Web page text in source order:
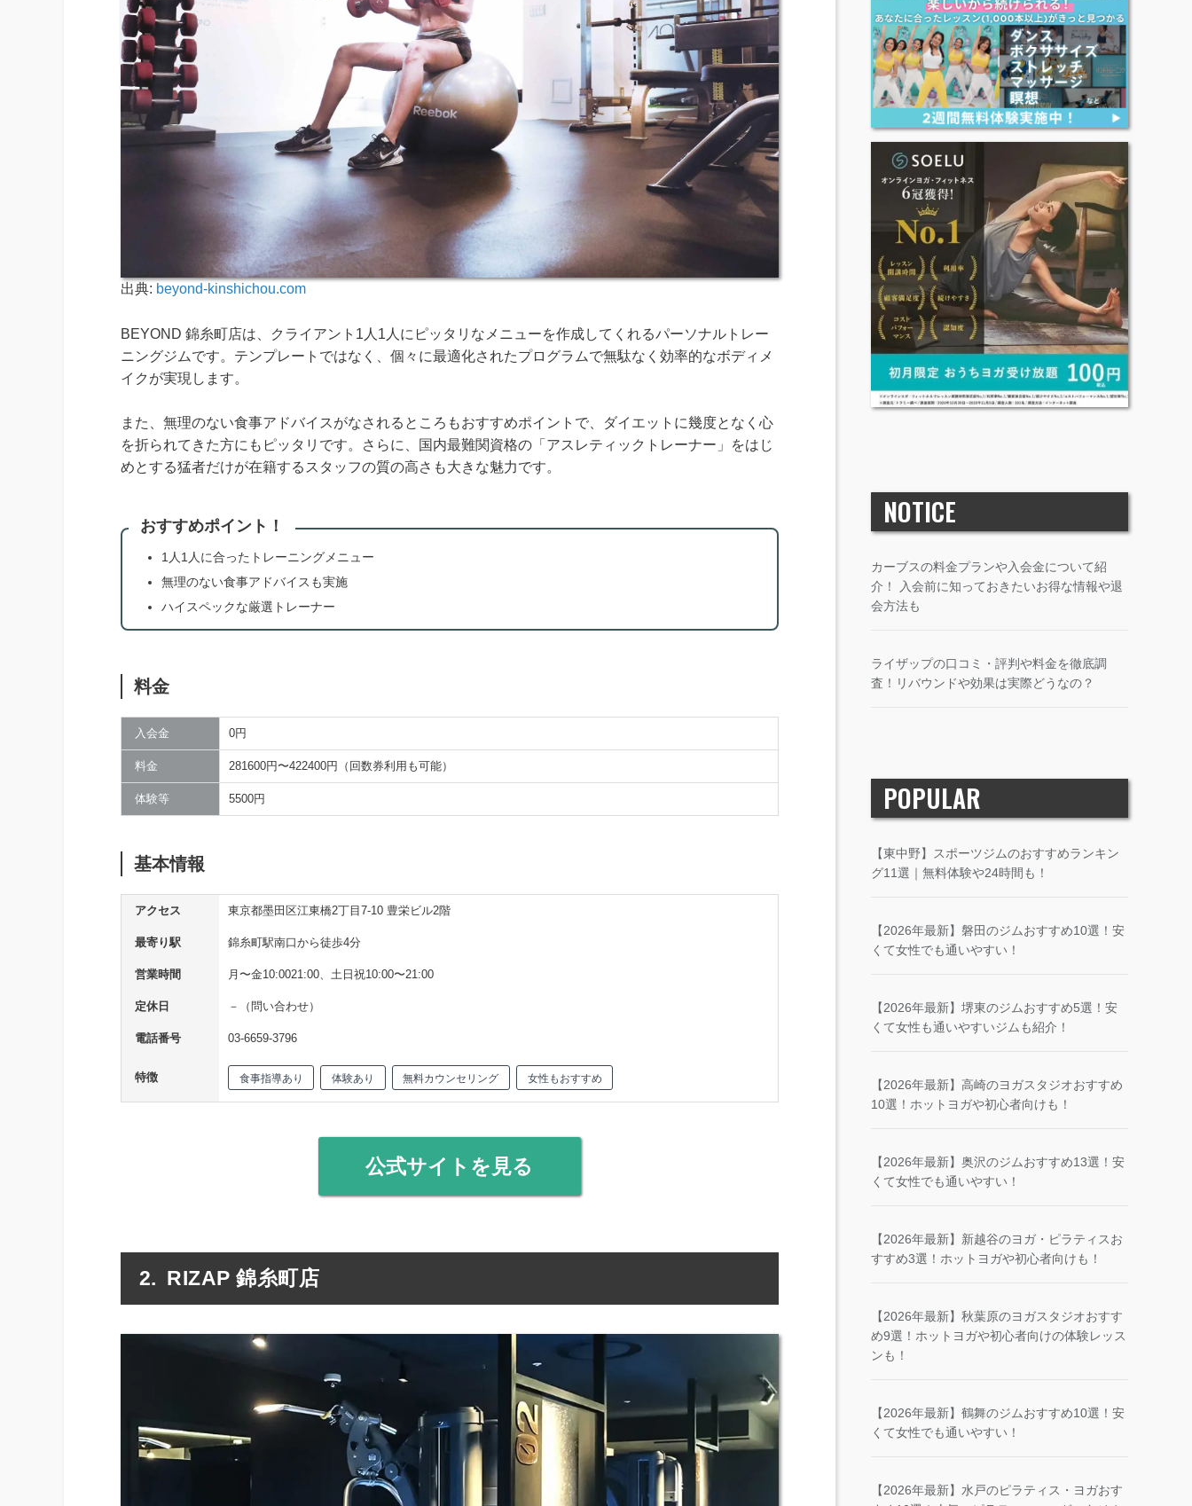
出典: beyond-kinshichou.com
BEYOND 錦糸町店は、クライアント1人1人にピッタリなメニューを作成してくれるパーソナルトレー
ニングジムです。テンプレートではなく、個々に最適化されたプログラムで無駄なく効率的なボディメ
イクが実現します。
また、無理のない食事アドバイスがなされるところもおすすめポイントで、ダイエットに幾度となく心
を折られてきた方にもピッタリです。さらに、国内最難関資格の「アスレティックトレーナー」をはじ
めとする猛者だけが在籍するスタッフの質の高さも大きな魅力です。
おすすめポイント！
1人1人に合ったトレーニングメニュー
無理のない食事アドバイスも実施
ハイスペックな厳選トレーナー
料金
入会金 0円
料金 281600円〜422400円（回数券利用も可能）
体験等 5500円
基本情報
アクセス 東京都墨田区江東橋2丁目7-10 豊栄ビル2階
最寄り駅 錦糸町駅南口から徒歩4分
営業時間 月〜金10:0021:00、土日祝10:00〜21:00
定休日 －（問い合わせ）
電話番号 03-6659-3796
特徴 食事指導あり 体験あり 無料カウンセリング 女性もおすすめ
公式サイトを見る
RIZAP 錦糸町店
NOTICE
カーブスの料金プランや入会金について紹
介！ 入会前に知っておきたいお得な情報や退
会方法も
ライザップの口コミ・評判や料金を徹底調
査！リバウンドや効果は実際どうなの？
POPULAR
【東中野】スポーツジムのおすすめランキン
グ11選｜無料体験や24時間も！
【2026年最新】磐田のジムおすすめ10選！安
くて女性でも通いやすい！
【2026年最新】堺東のジムおすすめ5選！安
くて女性も通いやすいジムも紹介！
【2026年最新】高崎のヨガスタジオおすすめ
10選！ホットヨガや初心者向けも！
【2026年最新】奥沢のジムおすすめ13選！安
くて女性でも通いやすい！
【2026年最新】新越谷のヨガ・ピラティスお
すすめ3選！ホットヨガや初心者向けも！
【2026年最新】秋葉原のヨガスタジオおすす
め9選！ホットヨガや初心者向けの体験レッス
ンも！
【2026年最新】鶴舞のジムおすすめ10選！安
くて女性でも通いやすい！
【2026年最新】水戸のピラティス・ヨガおす